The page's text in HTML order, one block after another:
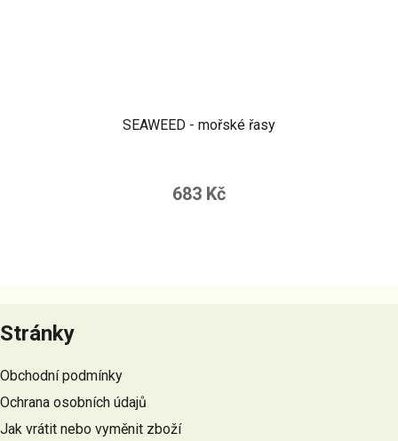
SEAWEED - mořské řasy
683 Kč
á
p
a
t
í
Stránky
Obchodní podmínky
Ochrana osobních údajů
Jak vrátit nebo vyměnit zboží